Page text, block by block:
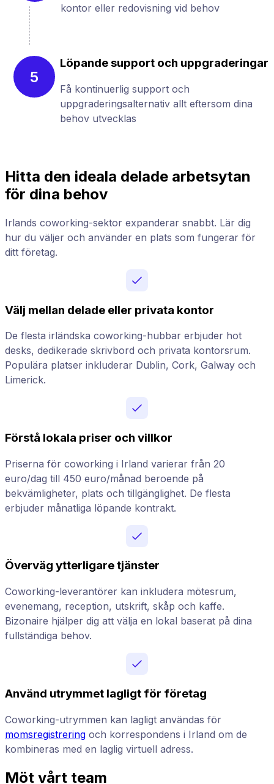
kontor eller redovisning vid behov
5
Löpande support och uppgraderingar
Få kontinuerlig support och
uppgraderingsalternativ allt eftersom dina
behov utvecklas
Hitta den ideala delade arbetsytan
för dina behov
Irlands coworking-sektor expanderar snabbt. Lär dig
hur du väljer och använder en plats som fungerar för
ditt företag.
Välj mellan delade eller privata kontor
De flesta irländska coworking-hubbar erbjuder hot
desks, dedikerade skrivbord och privata kontorsrum.
Populära platser inkluderar Dublin, Cork, Galway och
Limerick.
Förstå lokala priser och villkor
Priserna för coworking i Irland varierar från 20
euro/dag till 450 euro/månad beroende på
bekvämligheter, plats och tillgänglighet. De flesta
erbjuder månatliga löpande kontrakt.
Överväg ytterligare tjänster
Coworking-leverantörer kan inkludera mötesrum,
evenemang, reception, utskrift, skåp och kaffe.
Bizonaire hjälper dig att välja en lokal baserat på dina
fullständiga behov.
Använd utrymmet lagligt för företag
Coworking-utrymmen kan lagligt användas för
momsregistrering och korrespondens i Irland om de
kombineras med en laglig virtuell adress.
Möt vårt team